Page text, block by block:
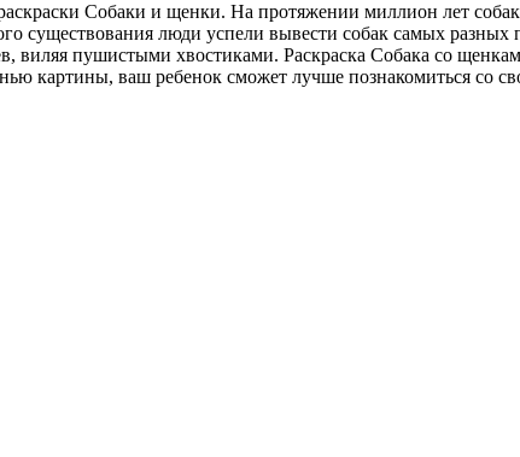
Собаки и щенки. На протяжении миллион лет
люди успели вывести собак самых разных
виляя пушистыми хвостиками. Раскраска Собака со
картины, ваш ребенок сможет лучше познакомиться со